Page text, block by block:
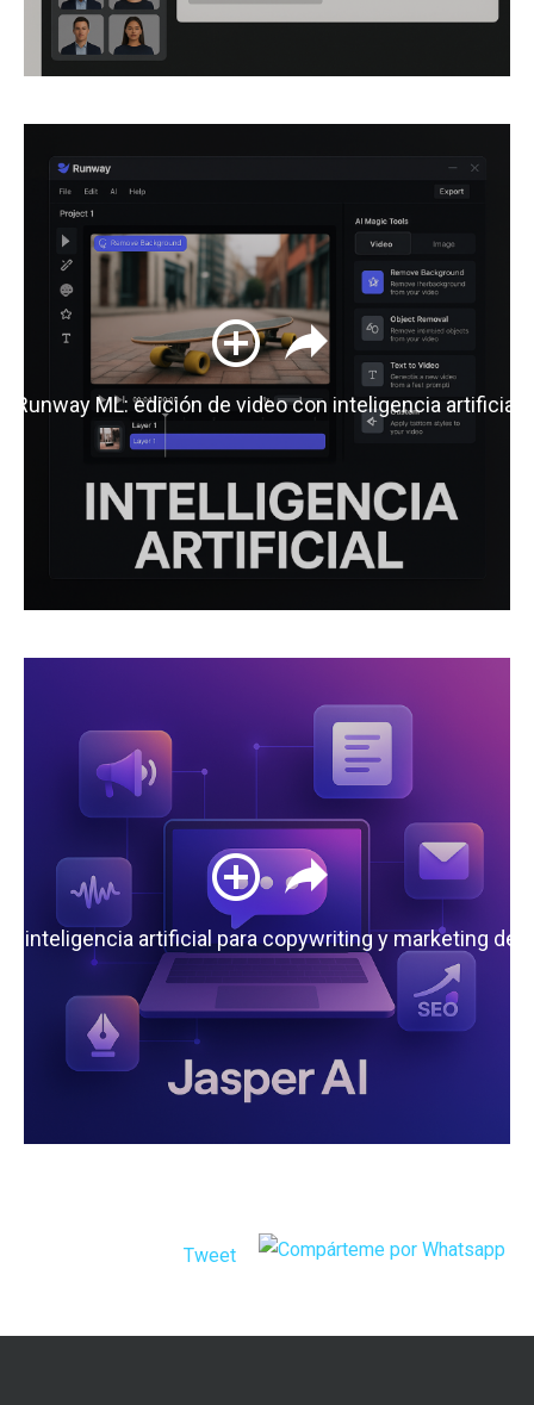
Runway ML: edición de video con inteligencia artificial
la inteligencia artificial para copywriting y marketing de
Tweet